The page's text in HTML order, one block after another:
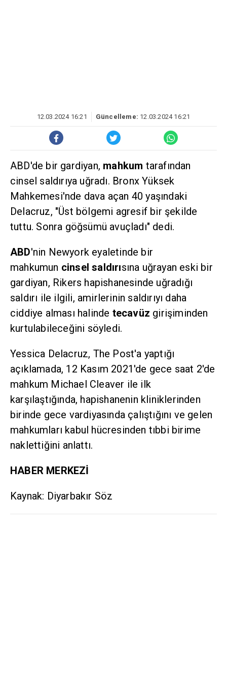
12.03.2024 16:21 Güncelleme: 12.03.2024 16:21
ABD'de bir gardiyan, mahkum tarafından
cinsel saldırıya uğradı. Bronx Yüksek
Mahkemesi'nde dava açan 40 yaşındaki
Delacruz, "Üst bölgemi agresif bir şekilde
tuttu. Sonra göğsümü avuçladı" dedi.
ABD'nin Newyork eyaletinde bir
mahkumun cinsel saldırısına uğrayan eski bir
gardiyan, Rikers hapishanesinde uğradığı
saldırı ile ilgili, amirlerinin saldırıyı daha
ciddiye alması halinde tecavüz girişiminden
kurtulabileceğini söyledi.
Yessica Delacruz, The Post'a yaptığı
açıklamada, 12 Kasım 2021'de gece saat 2'de
mahkum Michael Cleaver ile ilk
karşılaştığında, hapishanenin kliniklerinden
birinde gece vardiyasında çalıştığını ve gelen
mahkumları kabul hücresinden tıbbi birime
naklettiğini anlattı.
HABER MERKEZİ
Kaynak: Diyarbakır Söz